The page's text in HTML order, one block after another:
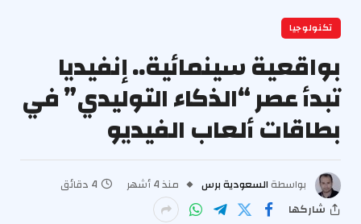
تكنولوجيا
بواقعية سينمائية.. إنفيديا
تبدأ عصر “الذكاء التوليدي” في
بطاقات ألعاب الفيديو
بواسطة السعودية برس منذ 4 أشهر
4 دقائق
شاركها